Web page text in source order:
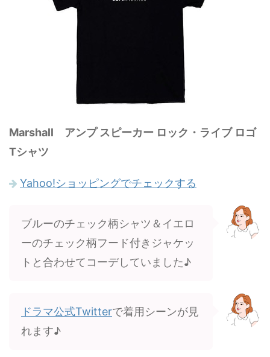
Marshall アンプ スピーカー ロック・ライブ ロゴ
Tシャツ
Yahoo!ショッピングでチェックする
ブルーのチェック柄シャツ＆イエロ
ーのチェック柄フード付きジャケッ
トと合わせてコーデしていました♪
ドラマ公式Twitterで着用シーンが見
れます♪